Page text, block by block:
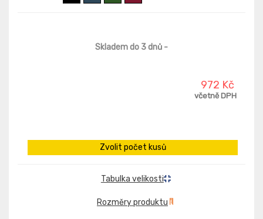
Skladem do 3 dnů -
972 Kč
včetně DPH
Zvolit počet kusů
Tabulka velikosti
Rozměry produktu